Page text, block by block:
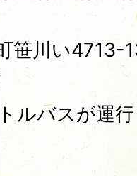
笹川い4713-
ルバスが運